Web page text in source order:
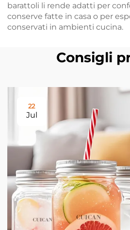
barattoli li rende adatti per
conserve fatte in casa o per
conservati in ambienti cucina.
Consigli
22
Jul